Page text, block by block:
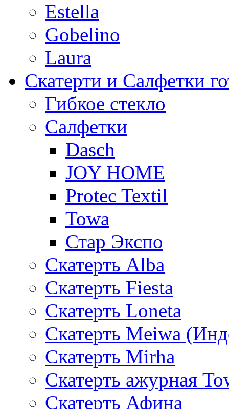
Estella
Gobelino
Laura
Скатерти и Салфетки
Гибкое стекло
Салфетки
Dasch
JOY HOME
Protec Textil
Towa
Стар Экспо
Скатерть Alba
Скатерть Fiesta
Скатерть Loneta
Скатерть Meiwa
Скатерть Mirha
Скатерть ажурная
Скатерть Афина